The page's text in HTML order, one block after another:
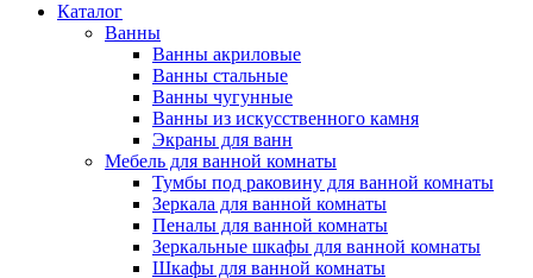
Каталог
Ванны
Ванны акриловые
Ванны стальные
Ванны чугунные
Ванны из искусственного камня
Экраны для ванн
Мебель для ванной комнаты
Тумбы под раковину для ванной комнаты
Зеркала для ванной комнаты
Пеналы для ванной комнаты
Зеркальные шкафы для ванной комнаты
Шкафы для ванной комнаты